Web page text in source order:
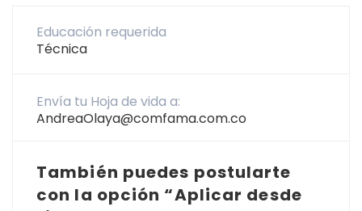
Educación requerida
Técnica
Envía tu Hoja de vida a:
AndreaOlaya@comfama.com.co
También puedes postularte
con la opción “Aplicar desde